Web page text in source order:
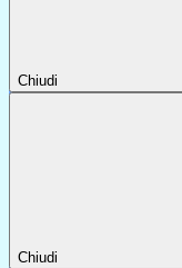
Chiudi
Chiudi